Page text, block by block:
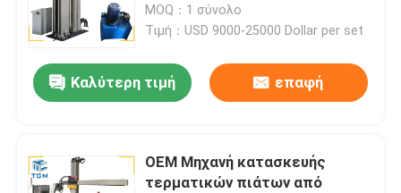
Σχετικά με εμάς
Επισκέψεις στο εργοστάσιο
Επικοινωνήστε μαζί μας
συντρίβοντας μηχανή
MOQ：1 σύνολο
Τιμή：USD 9000-25000 Dollar per set
Καλύτερη τιμή επαφή
OEM Μηχανή κατασκευής
τερματικών πιάτων από